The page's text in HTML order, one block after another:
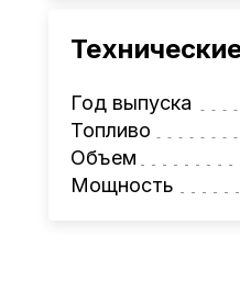
проверка
Также, для
Условия и
AutoCapital
–
Год выпуска
Топливо
Объем
Мощность